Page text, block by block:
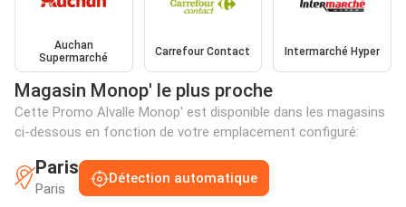
Auchan
Supermarché
Carrefour Contact Intermarché Hyper
Magasin Monop' le plus proche
Cette Promo Alvalle Monop' est disponible dans les magasins
ci-dessous en fonction de votre emplacement configuré:
Paris
Paris
Détection automatique